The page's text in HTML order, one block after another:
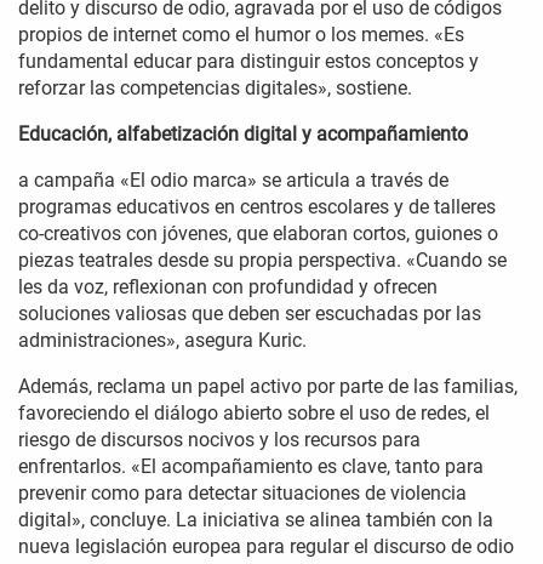
delito y discurso de odio, agravada por el uso de códigos
propios de internet como el humor o los memes. «Es
fundamental educar para distinguir estos conceptos y
reforzar las competencias digitales», sostiene.
Educación, alfabetización digital y acompañamiento
a campaña «El odio marca» se articula a través de
programas educativos en centros escolares y de talleres
co-creativos con jóvenes, que elaboran cortos, guiones o
piezas teatrales desde su propia perspectiva. «Cuando se
les da voz, reflexionan con profundidad y ofrecen
soluciones valiosas que deben ser escuchadas por las
administraciones», asegura Kuric.
Además, reclama un papel activo por parte de las familias,
favoreciendo el diálogo abierto sobre el uso de redes, el
riesgo de discursos nocivos y los recursos para
enfrentarlos. «El acompañamiento es clave, tanto para
prevenir como para detectar situaciones de violencia
digital», concluye. La iniciativa se alinea también con la
nueva legislación europea para regular el discurso de odio